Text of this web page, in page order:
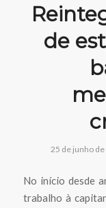
de
25 de junho de
No início desde
trabalho à